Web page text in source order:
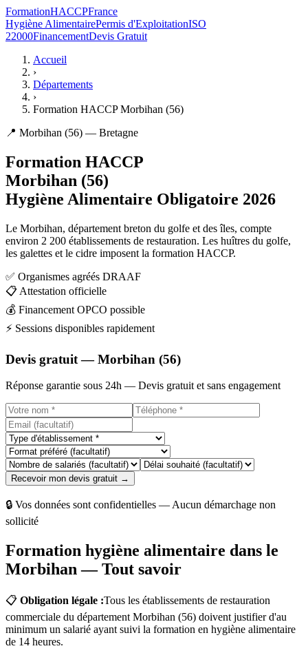
FormationHACCPFrance
Hygiène AlimentairePermis d'ExploitationISO
22000FinancementDevis Gratuit
Accueil
›
Départements
›
Formation HACCP Morbihan (56)
📍 Morbihan (56) — Bretagne
Formation HACCP
Morbihan (56)
Hygiène Alimentaire Obligatoire 2026
Le Morbihan, département breton du golfe et des îles, compte
environ 2 200 établissements de restauration. Les huîtres du golfe,
les galettes et le cidre imposent la formation HACCP.
✅ Organismes agréés DRAAF
📋 Attestation officielle
💰 Financement OPCO possible
⚡ Sessions disponibles rapidement
Devis gratuit — Morbihan (56)
Réponse garantie sous 24h — Devis gratuit et sans engagement
Recevoir mon devis gratuit →
🔒 Vos données sont confidentielles — Aucun démarchage non
sollicité
Formation hygiène alimentaire dans le
Morbihan — Tout savoir
📋 Obligation légale :Tous les établissements de restauration
commerciale du département Morbihan (56) doivent justifier d'au
minimum un salarié ayant suivi la formation en hygiène alimentaire
de 14 heures.